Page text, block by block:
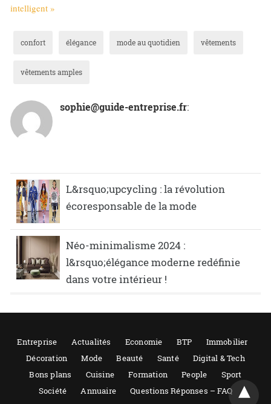
intelligent »
confort élégance mode au quotidien vêtements
vêtements amples
sophie@guide-entreprise.fr:
L&rsquo;upcycling : la révolution
écoresponsable de la mode
Néo-minimalisme 2024 :
l&rsquo;élégance moderne redéfinie
dans votre intérieur !
Entreprise Actualités Economie BTP
Immobilier
Décoration
Mode Beauté Santé
Digital & Tech
Bons plans
Cuisine Formation People
Sport
Société
Annuaire
Questions Réponses – FAQ